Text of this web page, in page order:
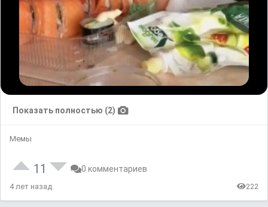
Показать полностью (2)
Мемы
11 0 комментариев
4 лет назад 222